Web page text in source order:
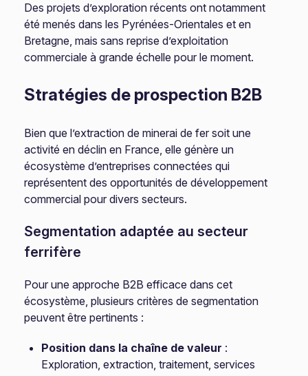
Des projets d’exploration récents ont notamment
été menés dans les Pyrénées-Orientales et en
Bretagne, mais sans reprise d’exploitation
commerciale à grande échelle pour le moment.
Stratégies de prospection B2B
Bien que l’extraction de minerai de fer soit une
activité en déclin en France, elle génère un
écosystème d’entreprises connectées qui
représentent des opportunités de développement
commercial pour divers secteurs.
Segmentation adaptée au secteur
ferrifère
Pour une approche B2B efficace dans cet
écosystème, plusieurs critères de segmentation
peuvent être pertinents :
Position dans la chaîne de valeur :
Exploration, extraction, traitement, services